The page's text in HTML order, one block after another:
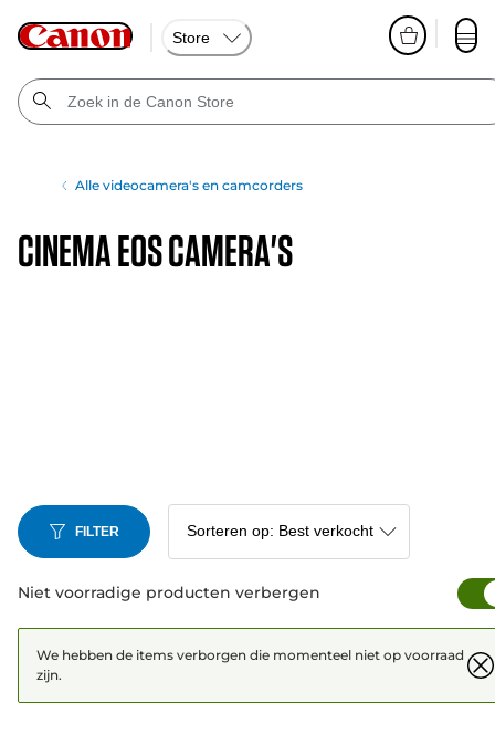
Store
Alle videocamera's en camcorders
Cinema EOS camera's
FILTER
Niet voorradige producten verbergen
We hebben de items verborgen die momenteel niet op voorraad
zijn.